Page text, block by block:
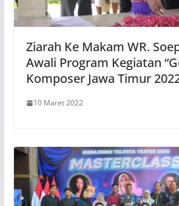
Ziarah Ke Makam WR.
Awali Program Kegiatan
Komposer Jawa Timur
10 Maret 2022